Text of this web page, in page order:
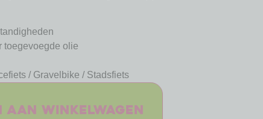
toegevoegde olie
/ Gravelbike / Stadsfiets
aan winkelwagen